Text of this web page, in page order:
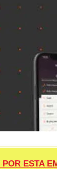
POR ESTA